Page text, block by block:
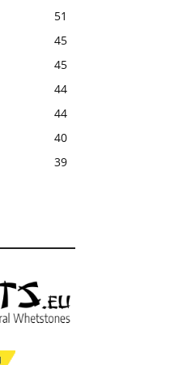
51
45
45
44
44
40
39